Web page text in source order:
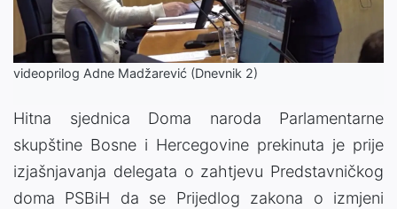
Video
videoprilog Adne Madžarević (Dnevnik 2)
Hitna sjednica Doma naroda Parlamentarne
skupštine Bosne i Hercegovine prekinuta je prije
izjašnjavanja delegata o zahtjevu Predstavničkog
doma PSBiH da se Prijedlog zakona o izmjeni